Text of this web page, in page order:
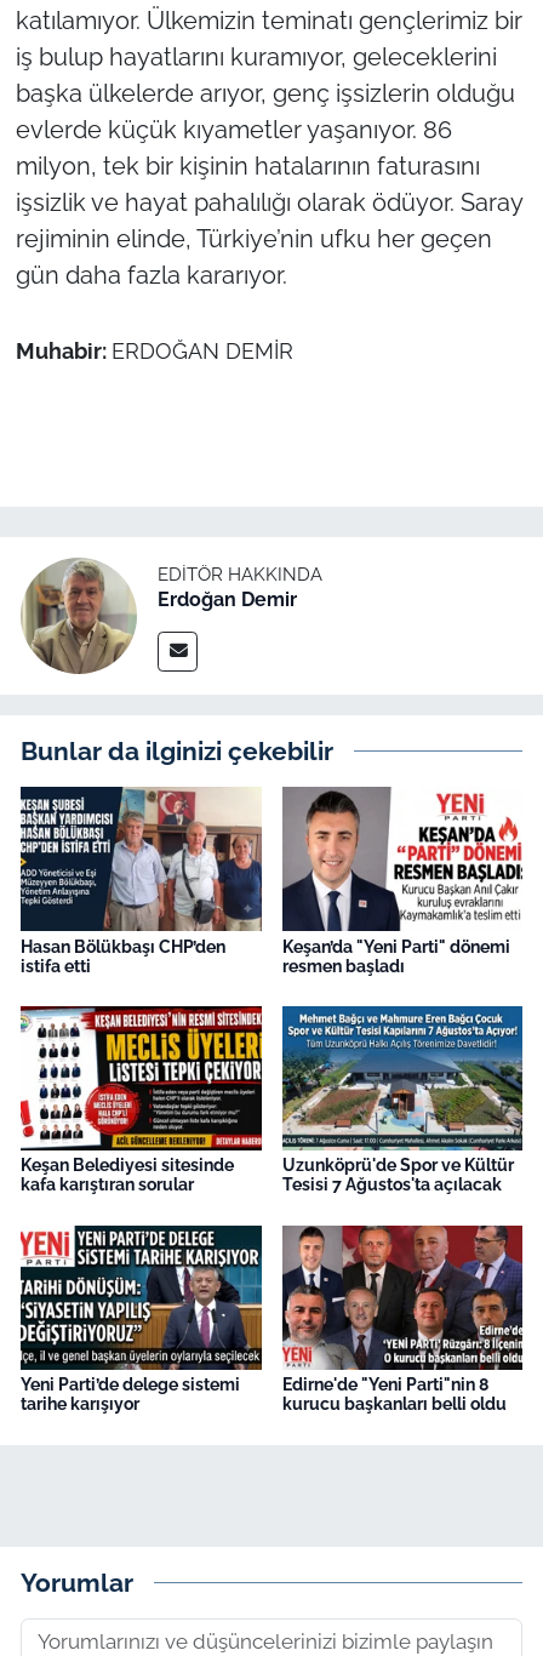
katılamıyor. Ülkemizin teminatı gençlerimiz bir
iş bulup hayatlarını kuramıyor, geleceklerini
başka ülkelerde arıyor, genç işsizlerin olduğu
evlerde küçük kıyametler yaşanıyor. 86
milyon, tek bir kişinin hatalarının faturasını
işsizlik ve hayat pahalılığı olarak ödüyor. Saray
rejiminin elinde, Türkiye’nin ufku her geçen
gün daha fazla kararıyor.
Muhabir: ERDOĞAN DEMİR
EDITÖR HAKKINDA
Erdoğan Demir
Bunlar da ilginizi çekebilir
Hasan Bölükbaşı CHP’den
istifa etti
Keşan’da "Yeni Parti" dönemi
resmen başladı
Keşan Belediyesi sitesinde
kafa karıştıran sorular
Uzunköprü'de Spor ve Kültür
Tesisi 7 Ağustos'ta açılacak
Yeni Parti’de delege sistemi
tarihe karışıyor
Edirne'de "Yeni Parti"nin 8
kurucu başkanları belli oldu
Yorumlar